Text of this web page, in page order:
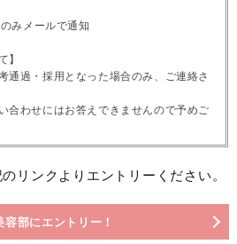
みメールで通知
】
通過・採用となった場合のみ、ご連絡さ
合わせにはお答えできませんので予めご
リンクよりエントリーください。
部にエントリー！